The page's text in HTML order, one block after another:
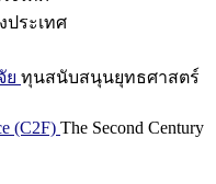
ประเทศ
ย ทุนสนับสนุนยุทธศาสตร์
(C2F) The Second Century